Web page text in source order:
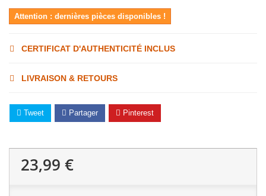
Attention : dernières pièces disponibles !
CERTIFICAT D'AUTHENTICITÉ INCLUS
LIVRAISON & RETOURS
Tweet Partager Pinterest
23,99 €